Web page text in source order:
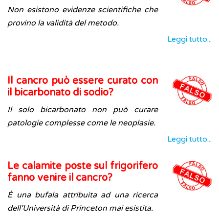
Non esistono evidenze scientifiche che
provino la validità del metodo.
Leggi tutto...
Il cancro può essere curato con
il bicarbonato di sodio?
Il solo bicarbonato non può curare
patologie complesse come le neoplasie.
Leggi tutto...
Le calamite poste sul frigorifero
fanno venire il cancro?
È una bufala attribuita ad una ricerca
dell’Università di Princeton mai esistita.